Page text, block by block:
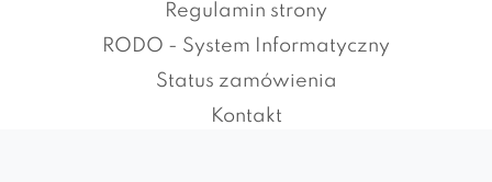
Regulamin strony
RODO - System Informatyczny
Status zamówienia
Kontakt